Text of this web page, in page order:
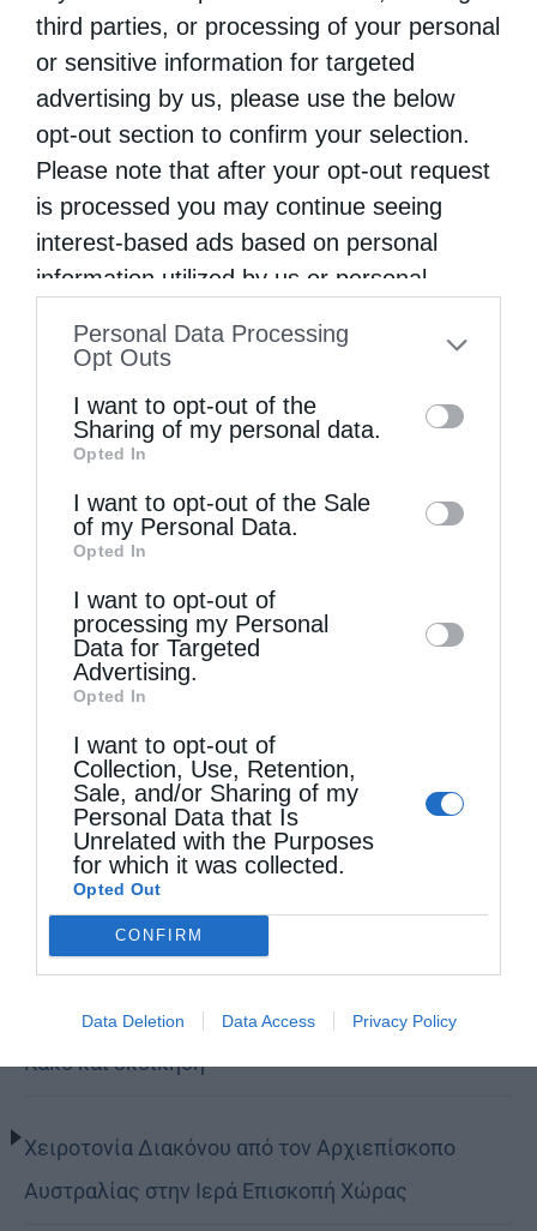
third parties, or processing of your personal
or sensitive information for targeted
advertising by us, please use the below
opt-out section to confirm your selection.
Please note that after your opt-out request
is processed you may continue seeing
interest-based ads based on personal
information utilized by us or personal
to your opt-out. You may separately opt-out
information by third parties on the IAB’s list
of downstream participants. This
information may also be disclosed by us to
third parties on theIAB’s List of
Downstream Participants
disclose it to other third parties.
Personal Data Processing
Opt Outs
I want to opt-out of the
Sharing of my personal data.
Opted In
I want to opt-out of the Sale
of my Personal Data.
Opted In
I want to opt-out of
processing my Personal
Data for Targeted
Advertising.
Opted In
I want to opt-out of
Collection, Use, Retention,
Sale, and/or Sharing of my
Personal Data that Is
Unrelated with the Purposes
for which it was collected.
Opted Out
CONFIRM
Data Deletion Data Access Privacy Policy
Δομήνικου Θεοτοκόπουλου ταράζει τα νερά
στον χώρο της εγχώριας και διεθνούς
αγοράς Τέχνης, καθώς, ενώ το έργο
χρονολογείται …
Τελευταία άρθρα
Κακό και εκδίκηση
Χειροτονία Διακόνου από τον Αρχιεπίσκοπο
Αυστραλίας στην Ιερά Επισκοπή Χώρας